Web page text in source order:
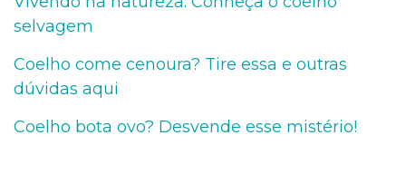
selvagem
Coelho come cenoura? Tire essa e outras
dúvidas aqui
Coelho bota ovo? Desvende esse mistério!